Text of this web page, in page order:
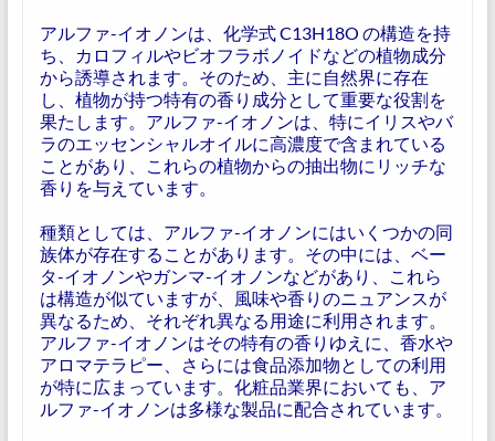
アルファ-イオノンは、化学式 C13H18O の構造を持
ち、カロフィルやビオフラボノイドなどの植物成分
から誘導されます。そのため、主に自然界に存在
し、植物が持つ特有の香り成分として重要な役割を
果たします。アルファ-イオノンは、特にイリスやバ
ラのエッセンシャルオイルに高濃度で含まれている
ことがあり、これらの植物からの抽出物にリッチな
香りを与えています。
種類としては、アルファ-イオノンにはいくつかの同
族体が存在することがあります。その中には、ベー
タ-イオノンやガンマ-イオノンなどがあり、これら
は構造が似ていますが、風味や香りのニュアンスが
異なるため、それぞれ異なる用途に利用されます。
アルファ-イオノンはその特有の香りゆえに、香水や
アロマテラピー、さらには食品添加物としての利用
が特に広まっています。化粧品業界においても、ア
ルファ-イオノンは多様な製品に配合されています。